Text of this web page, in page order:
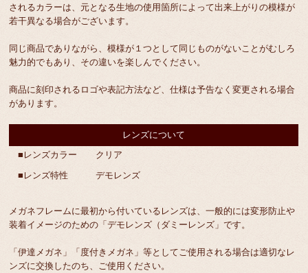
されるカラーは、元となる生地の使用箇所によって出来上がりの模様が
若干異なる場合がございます。
同じ商品でありながら、模様が１つとして同じものがないことがむしろ
魅力的でもあり、その違いを楽しんでください。
商品に刻印されるロゴや表記方法など、仕様は予告なく変更される場合
があります。
レンズについて
■レンズカラー
クリア
■レンズ特性
デモレンズ
メガネフレームに最初から付いているレンズは、一般的には変形防止や
装着イメージのための「デモレンズ（ダミーレンズ」です。
「伊達メガネ」「度付きメガネ」等としてご使用される場合は適切なレ
ンズに交換したのち、ご使用ください。